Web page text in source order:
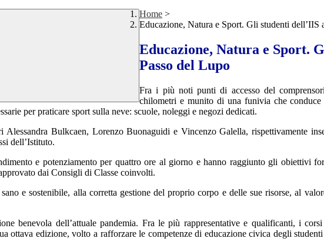
Home >
Educazione, Natura e Sport. Gli studenti dell’IIS
Educazione, Natura e Sport.
Passo del Lupo
Fra i più noti punti di accesso del
chilometri e munito di una funivia che conduce
per praticare sport sulla neve: scuole, noleggi e negozi dedicati.
Bulkcaen, Lorenzo Buonaguidi e Vincenzo Galella, rispettivamente
dell’Istituto.
e potenziamento per quattro ore al giorno e hanno raggiunto gli obiettivi
dai Consigli di Classe coinvolti.
e sostenibile, alla corretta gestione del proprio corpo e delle sue risorse, al
benevola dell’attuale pandemia. Fra le più rappresentative e qualificanti, i
ottava edizione, volto a rafforzare le competenze di educazione civica degli